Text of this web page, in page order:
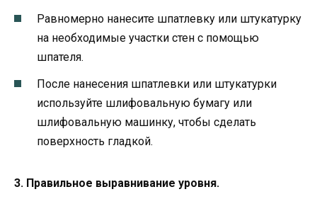
Равномерно нанесите шпатлевку или штукатурку
на необходимые участки стен с помощью
шпателя.
После нанесения шпатлевки или штукатурки
используйте шлифовальную бумагу или
шлифовальную машинку, чтобы сделать
поверхность гладкой.
3. Правильное выравнивание уровня.